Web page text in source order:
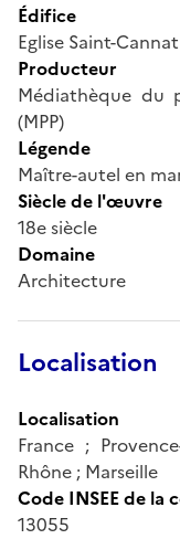
Édifice
Eglise Saint-Cannat
Producteur
Médiathèque du
(MPP)
Légende
Maître-autel en
Siècle de l'œuvre
18e siècle
Domaine
Architecture
Localisation
Localisation
France ;
Rhône ; Marseille
Code INSEE de la
13055